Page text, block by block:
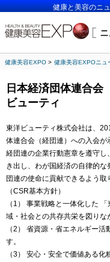
健康と美容のニ
健康美容EXPO 健康美容EXPOニュ
日本経済団体連合会
ビューティ
東洋ビューティ株式会社は、
体連合会（経団連）への入会が
経団連の企業行動憲章を遵守し
き出し、わが国経済の自律的
団連の使命に貢献できるよう取
（CSR基本方針）
（1） 事業戦略と一体化した
域・社会との共存共栄を図りな
（2） 省資源・省エネルギー
す。
（3） 安心・安全で価値ある